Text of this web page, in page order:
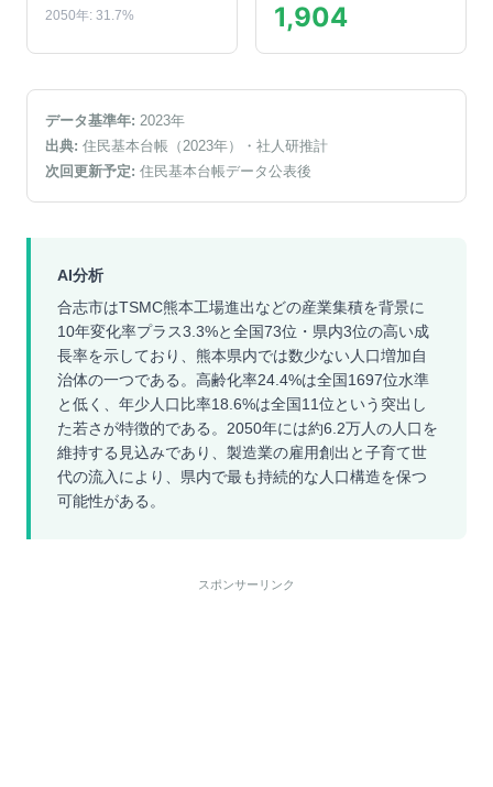
2050年: 31.7%
1,904
データ基準年: 2023年
出典: 住民基本台帳（2023年）
・社人研推計
次回更新予定: 住民基本台帳データ公表後
AI分析
合志市はTSMC熊本工場進出などの産業集積を背景に
10年変化率プラス3.3%と全国73位・県内3位の高い成
長率を示しており、熊本県内では数少ない人口増加自
治体の一つである。高齢化率24.4%は全国1697位水準
と低く、年少人口比率18.6%は全国11位という突出し
た若さが特徴的である。2050年には約6.2万人の人口を
維持する見込みであり、製造業の雇用創出と子育て世
代の流入により、県内で最も持続的な人口構造を保つ
可能性がある。
スポンサーリンク